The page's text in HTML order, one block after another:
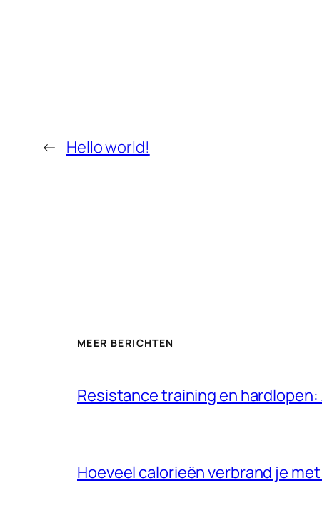
← Hello world!
MEER BERICHTEN
Resistance training en
Hoeveel calorieën verbrand je